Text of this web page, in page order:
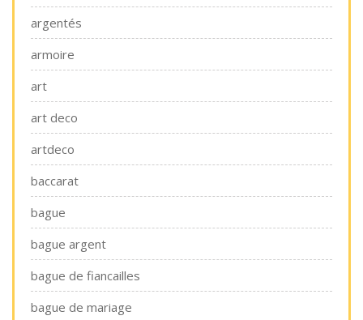
argentés
armoire
art
art deco
artdeco
baccarat
bague
bague argent
bague de fiancailles
bague de mariage